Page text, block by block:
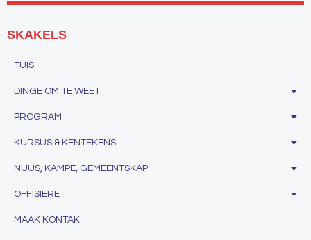
SKAKELS
TUIS
DINGE OM TE WEET
PROGRAM
KURSUS & KENTEKENS
NUUS, KAMPE, GEMEENTSKAP
OFFISIERE
MAAK KONTAK